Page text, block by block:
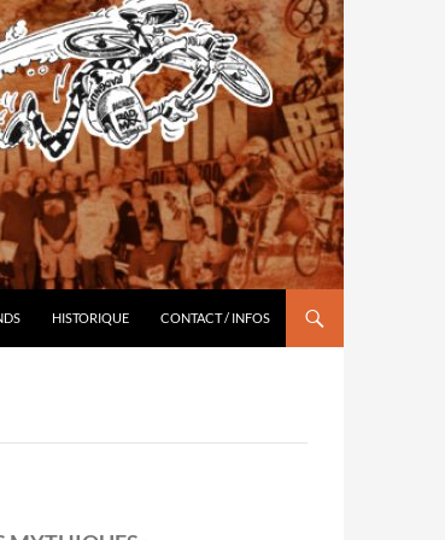
HISTORIQUE CONTACT / INFOS